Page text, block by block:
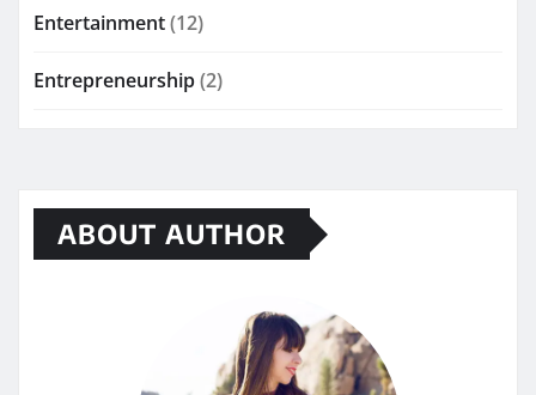
Entertainment(12)
Entrepreneurship(2)
ABOUT AUTHOR